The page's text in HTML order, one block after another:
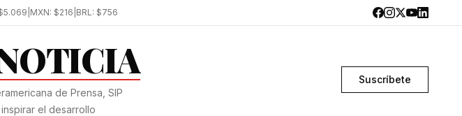
MXN: $216 BRL: $756
de Prensa, SIP
el desarrollo
Suscríbete